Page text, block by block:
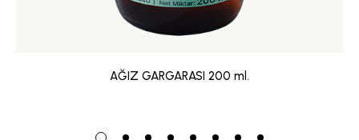
AĞIZ GARGARASI 200 ml.